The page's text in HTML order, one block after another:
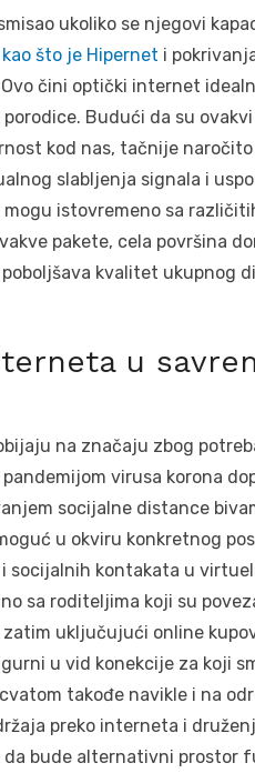
ukoliko se njegovi
kao što je Hipernet i
čini optički internet
Budući da su
kod nas, tačnije
slabljenja signala i
istovremeno sa
pakete, cela površina
kvalitet ukupnog
u
na značaju zbog
virusa korona
socijalne distance
u okviru konkretnog
socijalnih kontakata u
sa roditeljima koji su
uključujući online
u vid konekcije za koji
takođe navikle i na
preko interneta i
bude alternativni prostor